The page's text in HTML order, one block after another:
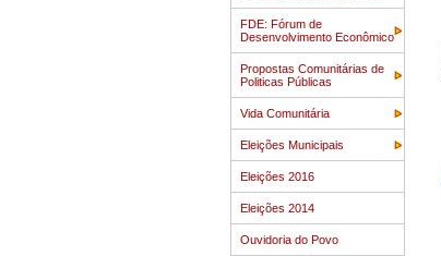
FDE: Fórum de
Desenvolvimento Econômico
Propostas Comunitárias de
Politicas Públicas
Vida Comunitária
Eleições Municipais
Eleições 2016
Eleições 2014
Ouvidoria do Povo